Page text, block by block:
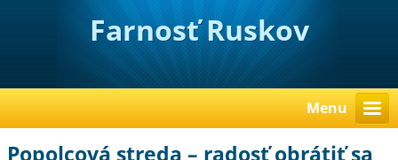
Farnosť Ruskov
Menu
Popolcová streda – radosť obrátiť sa